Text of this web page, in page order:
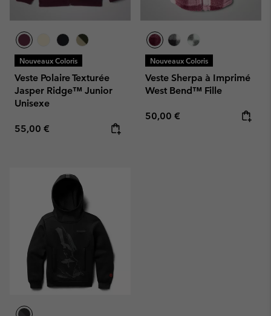
Nouveaux Coloris
Veste Polaire Texturée
Jasper Ridge™ Junior
Unisexe
Regular price:
55,00 €
Nouveaux Coloris
Veste Sherpa à Imprimé
West Bend™ Fille
Regular price:
50,00 €